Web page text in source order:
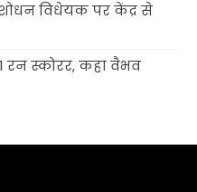
विधेयक पर केंद्र से
स्कोरर, कहा वैभव